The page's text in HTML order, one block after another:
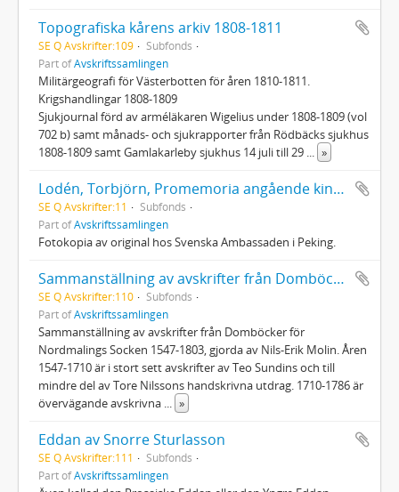
Topografiska kårens arkiv 1808-1811
SE Q Avskrifter:109
Subfonds
Part ofAvskriftssamlingen
Militärgeografi för Västerbotten för åren 1810-1811.
Krigshandlingar 1808-1809
Sjukjournal förd av arméläkaren Wigelius under 1808-1809 (vol
702 b) samt månads- och sjukrapporter från Rödbäcks sjukhus
1808-1809 samt Gamlakarleby sjukhus 14 juli till 29
»
Lodén, Torbjörn, Promemoria angående kinesiskt biblioteksväsen, 1976
SE Q Avskrifter:11
Subfonds
Part ofAvskriftssamlingen
Fotokopia av original hos Svenska Ambassaden i Peking.
Sammanställning av avskrifter från Domböcker för Nordmalings socken 1547-1803
SE Q Avskrifter:110
Subfonds
Part ofAvskriftssamlingen
Sammanställning av avskrifter från Domböcker för
Nordmalings Socken 1547-1803, gjorda av Nils-Erik Molin. Åren
1547-1710 är i stort sett avskrifter av Teo Sundins och till
mindre del av Tore Nilssons handskrivna utdrag. 1710-1786 är
övervägande avskrivna
»
Eddan av Snorre Sturlasson
SE Q Avskrifter:111
Subfonds
Part ofAvskriftssamlingen